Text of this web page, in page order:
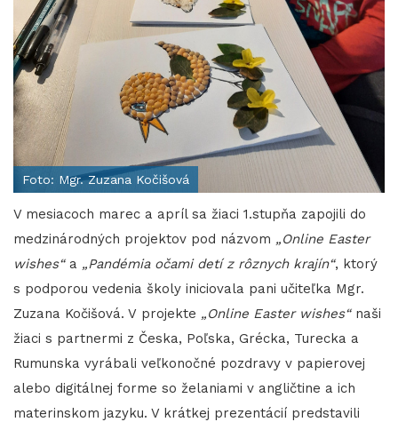
Foto: Mgr. Zuzana Kočišová
V mesiacoch marec a apríl sa žiaci 1.stupňa zapojili do
medzinárodných projektov pod názvom „Online Easter
wishes“ a „Pandémia očami detí z rôznych krajín“, ktorý
s podporou vedenia školy iniciovala pani učiteľka Mgr.
Zuzana Kočišová. V projekte „Online Easter wishes“naši
žiaci s partnermi z Česka, Poľska, Grécka, Turecka a
Rumunska vyrábali veľkonočné pozdravy v papierovej
alebo digitálnej forme so želaniami v angličtine a ich
materinskom jazyku. V krátkej prezentácií predstavili